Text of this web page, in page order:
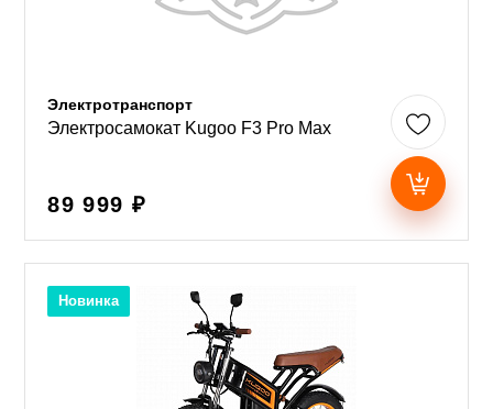
Электротранспорт
Электросамокат Kugoo F3 Pro Max
89 999 ₽
Новинка